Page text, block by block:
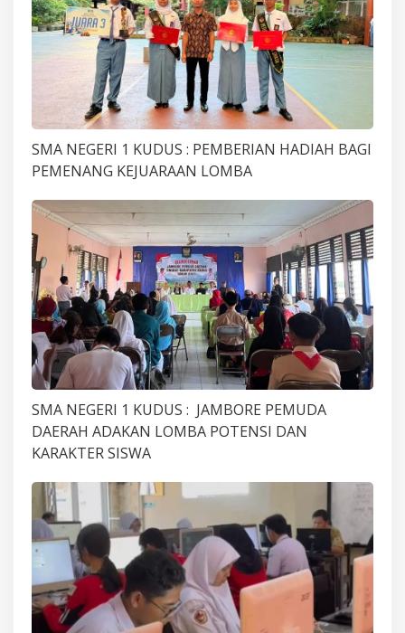
SMA NEGERI 1 KUDUS : PEMBERIAN HADIAH BAGI
PEMENANG KEJUARAAN LOMBA
SMA NEGERI 1 KUDUS : JAMBORE PEMUDA
DAERAH ADAKAN LOMBA POTENSI DAN
KARAKTER SISWA